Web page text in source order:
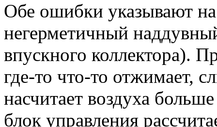
Обе ошибки указывают
негерметичный
впускного коллектора).
где-то что-то отжимает,
насчитает воздуха
блок управления